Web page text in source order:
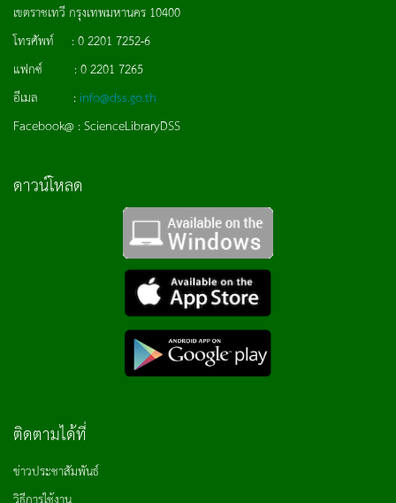
เขตราชเทวี กรุงเทพมหานคร 10400
โทรศัพท์ : 0 2201 7252-6
แฟกซ์ : 0 2201 7265
อีเมล : info@dss.go.th
Facebook@ : ScienceLibraryDSS
ดาวน์โหลด
ติดตามได้ที่
ข่าวประชาสัมพันธ์
วิธีการใช้งาน